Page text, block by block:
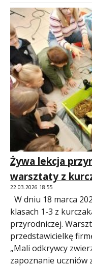
Żywa lekcja
warsztaty z
22.03.2026 18:55
W dniu 18 marca
klasach 1-3 z
przyrodniczej.
przedstawicielkę
„Mali odkrywcy
zapoznanie uczniów